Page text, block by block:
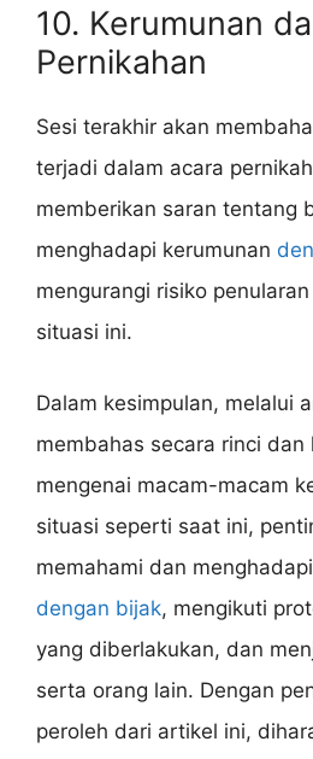
10. Kerumunan
Pernikahan
Sesi terakhir akan
terjadi dalam acara
memberikan saran tentang
menghadapi kerumunan
mengurangi risiko
situasi ini.
Dalam kesimpulan, melalui
membahas secara rinci dan
mengenai macam-macam
situasi seperti saat ini,
memahami dan
dengan bijak, mengikuti
yang diberlakukan, dan
serta orang lain. Dengan
peroleh dari artikel ini,